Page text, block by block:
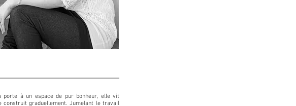
porte à un espace de pur bonheur, elle vit
construit graduellement. Jumelant le travail